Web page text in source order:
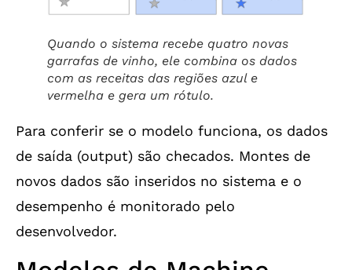
Quando o sistema recebe quatro novas
garrafas de vinho, ele combina os dados
com as receitas das regiões azul e
vermelha e gera um rótulo.
Para conferir se o modelo funciona, os dados
de saída (output) são checados. Montes de
novos dados são inseridos no sistema e o
desempenho é monitorado pelo
desenvolvedor.